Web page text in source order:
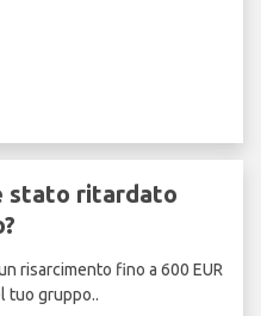
stato ritardato
risarcimento fino a 600 EUR
tuo gruppo..